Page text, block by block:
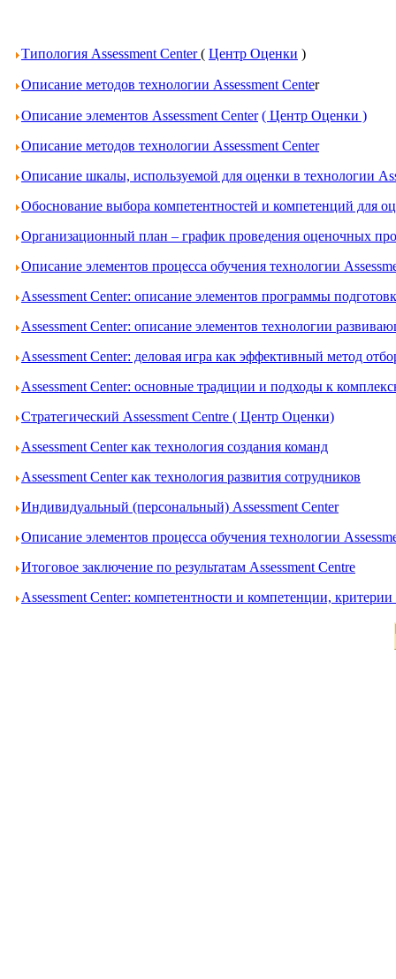
Типология Assessment Center( Центр Оценки )
Описание методов технологии Assessment Center
Описание элементов Assessment Center ( Центр Оценки )
Описание методов технологии Assessment Center
Описание шкалы, используемой для оценки в технологии
Обоснование выбора компетентностей и компетенций для
Организационный план – график проведения оценочных
Описание элементов процесса обучения технологии
Assessment Center: описание элементов программы
Assessment Center: описание элементов технологии
Assessment Center: деловая игра как эффективный метод
Assessment Center: основные традиции и подходы к
Стратегический Assessment Centre ( Центр Оценки)
Assessment Center как технология создания команд
Assessment Center как технология развития сотрудников
Индивидуальный (персональный) Assessment Center
Описание элементов процесса обучения технологии
Итоговое заключение по результатам Assessment Centre
Assessment Center: компетентности и компетенции,